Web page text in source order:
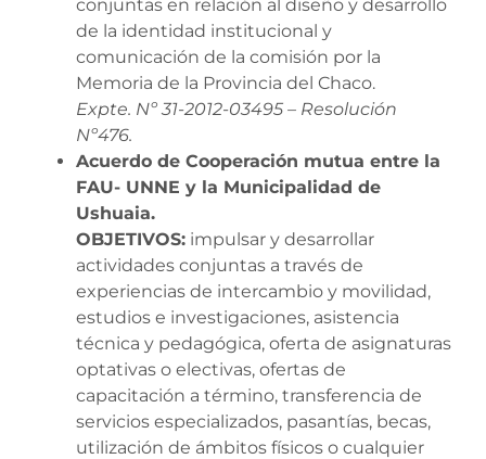
conjuntas en relación al diseño y desarrollo
de la identidad institucional y
comunicación de la comisión por la
Memoria de la Provincia del Chaco.
Expte. Nº 31-2012-03495 – Resolución
Nº476.
Acuerdo de Cooperación mutua entre la
FAU- UNNE y la Municipalidad de
Ushuaia.
OBJETIVOS: impulsar y desarrollar
actividades conjuntas a través de
experiencias de intercambio y movilidad,
estudios e investigaciones, asistencia
técnica y pedagógica, oferta de asignaturas
optativas o electivas, ofertas de
capacitación a término, transferencia de
servicios especializados, pasantías, becas,
utilización de ámbitos físicos o cualquier